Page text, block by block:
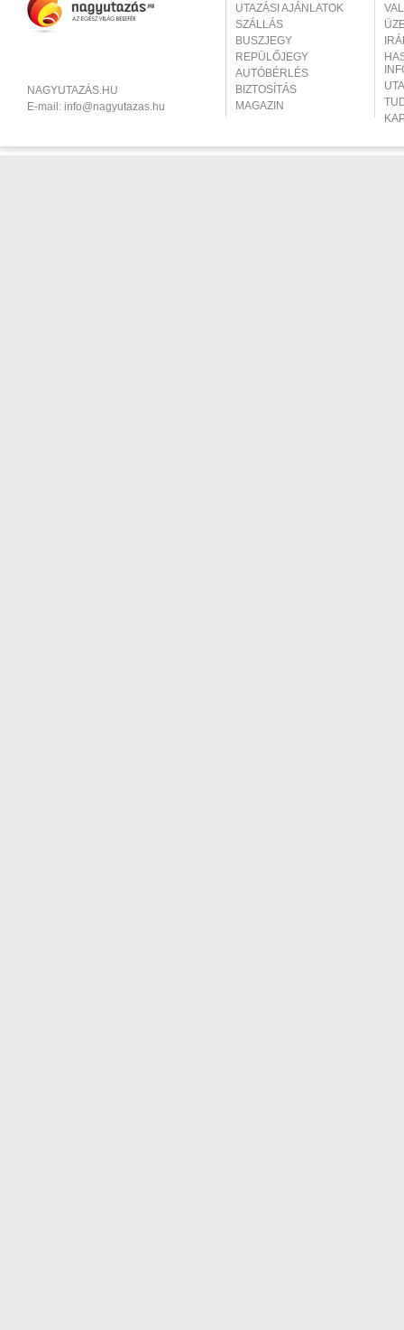
NAGYUTAZÁS.HU
E-mail: info@nagyutazas.hu
UTAZÁSI AJÁNLATOK
SZÁLLÁS
BUSZJEGY
REPÜLŐJEGY
AUTÓBÉRLÉS
BIZTOSÍTÁS
MAGAZIN